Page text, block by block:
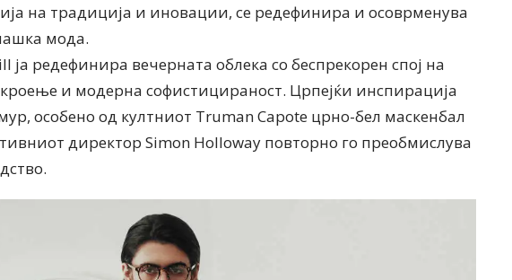
на традиција и иновации, се редефинира и осоврменува
мода.
ја редефинира вечерната облека со беспрекорен спој на
и модерна софистицираност. Црпејќи инспирација
особено од култниот Truman Capote црно-бел маскенбал
директор Simon Holloway повторно го преобмислува
Антовска за МодаМода
МодаМода со Александар